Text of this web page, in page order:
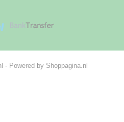
- Powered by Shoppagina.nl